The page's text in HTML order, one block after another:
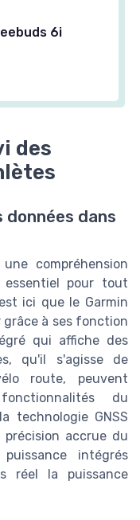
6i
des
données dans
compréhension
pour tout
ici que le Garmin
grâce à ses fonction
qui affiche des
qu'il s'agisse de
route, peuvent
du
technologie GNSS
accrue du
intégrés
réel la puissance